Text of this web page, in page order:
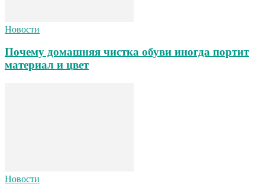
Новости
Почему домашняя чистка обуви иногда портит
материал и цвет
Новости